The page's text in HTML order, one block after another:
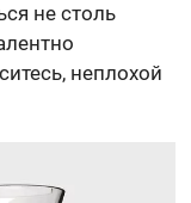
не столь
неплохой